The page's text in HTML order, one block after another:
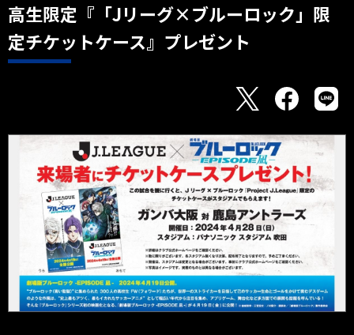
高生限定『「Jリーグ×ブルーロック」限
定チケットケース』プレゼント